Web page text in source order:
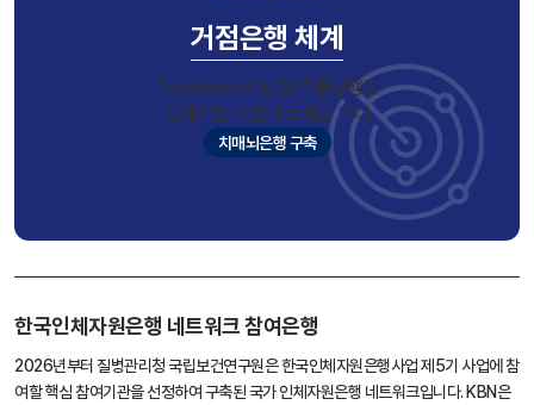
거점은행 체계
Top-down 자원 및 주문형뱅킹
인체자원 수집 네트워크 확대
치매뇌은행 구축
한국인체자원은행 네트워크 참여은행
2026년부터 질병관리청 국립보건연구원은 한국인체자원은행사업 제5기 사업에 참
여할 핵심 참여기관을 선정하여 구축된 국가 인체자원은행 네트워크입니다. KBN은